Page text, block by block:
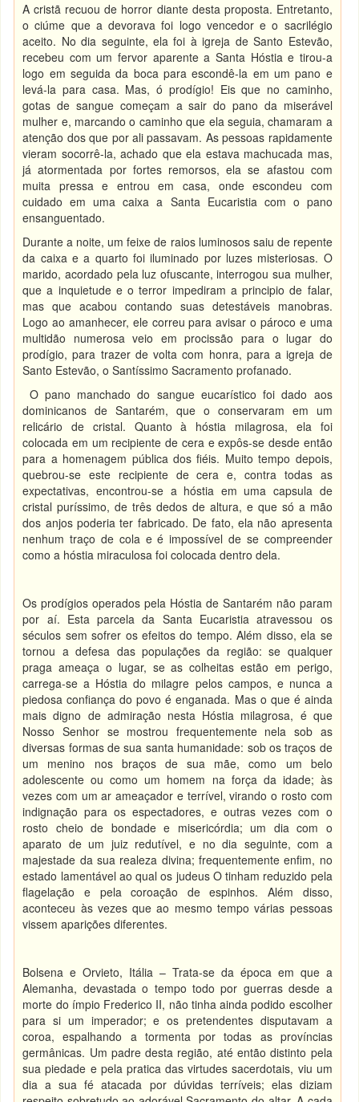
A cristã recuou de horror diante desta proposta. Entretanto,
o ciúme que a devorava foi logo vencedor e o sacrilégio
aceito. No dia seguinte, ela foi à igreja de Santo Estevão,
recebeu com um fervor aparente a Santa Hóstia e tirou-a
logo em seguida da boca para escondê-la em um pano e
levá-la para casa. Mas, ó prodígio! Eis que no caminho,
gotas de sangue começam a sair do pano da miserável
mulher e, marcando o caminho que ela seguia, chamaram a
atenção dos que por ali passavam. As pessoas rapidamente
vieram socorrê-la, achado que ela estava machucada mas,
já atormentada por fortes remorsos, ela se afastou com
muita pressa e entrou em casa, onde escondeu com
cuidado em uma caixa a Santa Eucaristia com o pano
ensanguentado.
Durante a noite, um feixe de raios luminosos saiu de repente
da caixa e a quarto foi iluminado por luzes misteriosas. O
marido, acordado pela luz ofuscante, interrogou sua mulher,
que a inquietude e o terror impediram a principio de falar,
mas que acabou contando suas detestáveis manobras.
Logo ao amanhecer, ele correu para avisar o pároco e uma
multidão numerosa veio em procissão para o lugar do
prodígio, para trazer de volta com honra, para a igreja de
Santo Estevão, o Santíssimo Sacramento profanado.
O pano manchado do sangue eucarístico foi dado aos
dominicanos de Santarém, que o conservaram em um
relicário de cristal. Quanto à hóstia milagrosa, ela foi
colocada em um recipiente de cera e expôs-se desde então
para a homenagem pública dos fiéis. Muito tempo depois,
quebrou-se este recipiente de cera e, contra todas as
expectativas, encontrou-se a hóstia em uma capsula de
cristal puríssimo, de três dedos de altura, e que só a mão
dos anjos poderia ter fabricado. De fato, ela não apresenta
nenhum traço de cola e é impossível de se compreender
como a hóstia miraculosa foi colocada dentro dela.
Os prodígios operados pela Hóstia de Santarém não param
por aí. Esta parcela da Santa Eucaristia atravessou os
séculos sem sofrer os efeitos do tempo. Além disso, ela se
tornou a defesa das populações da região: se qualquer
praga ameaça o lugar, se as colheitas estão em perigo,
carrega-se a Hóstia do milagre pelos campos, e nunca a
piedosa confiança do povo é enganada. Mas o que é ainda
mais digno de admiração nesta Hóstia milagrosa, é que
Nosso Senhor se mostrou frequentemente nela sob as
diversas formas de sua santa humanidade: sob os traços de
um menino nos braços de sua mãe, como um belo
adolescente ou como um homem na força da idade; às
vezes com um ar ameaçador e terrível, virando o rosto com
indignação para os espectadores, e outras vezes com o
rosto cheio de bondade e misericórdia; um dia com o
aparato de um juiz redutível, e no dia seguinte, com a
majestade da sua realeza divina; frequentemente enfim, no
estado lamentável ao qual os judeus O tinham reduzido pela
flagelação e pela coroação de espinhos. Além disso,
aconteceu às vezes que ao mesmo tempo várias pessoas
vissem aparições diferentes.
Bolsena e Orvieto, Itália – Trata-se da época em que a
Alemanha, devastada o tempo todo por guerras desde a
morte do ímpio Frederico II, não tinha ainda podido escolher
para si um imperador; e os pretendentes disputavam a
coroa, espalhando a tormenta por todas as províncias
germânicas. Um padre desta região, até então distinto pela
sua piedade e pela pratica das virtudes sacerdotais, viu um
dia a sua fé atacada por dúvidas terríveis; elas diziam